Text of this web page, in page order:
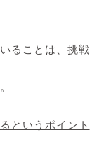
ることは、挑戦
というポイント